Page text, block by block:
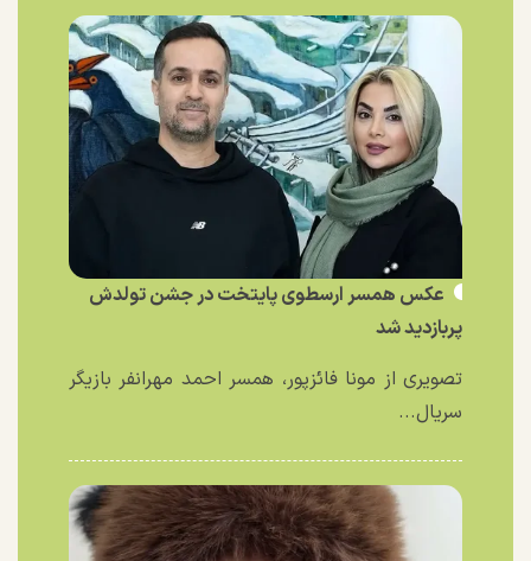
عکس همسر ارسطوی پایتخت در جشن تولدش
پربازدید شد
تصویری از مونا فائزپور، همسر احمد مهرانفر بازیگر
سریال...